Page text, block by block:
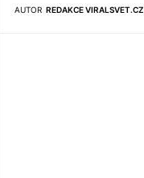
AUTOR REDAKCE VIRALSVET.CZ